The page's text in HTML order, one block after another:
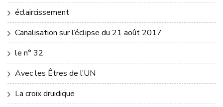
éclaircissement
Canalisation sur l’éclipse du 21 août 2017
le n° 32
Avec les Êtres de l’UN
La croix druidique